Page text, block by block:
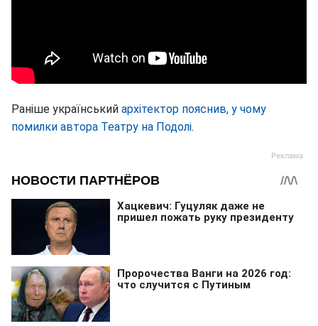
Раніше український архітектор пояснив, у чому
помилки автора Театру на Подолі.